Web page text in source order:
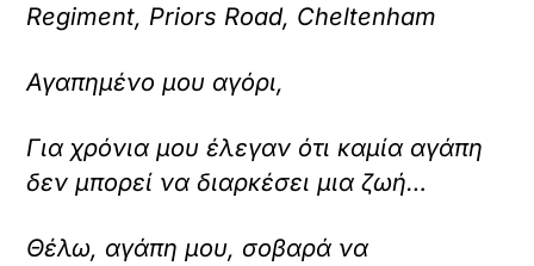
Regiment, Priors Road, Cheltenham
Αγαπημένο μου αγόρι,
Για χρόνια μου έλεγαν ότι καμία αγάπη
δεν μπορεί να διαρκέσει μια ζωή…
Θέλω, αγάπη μου, σοβαρά να